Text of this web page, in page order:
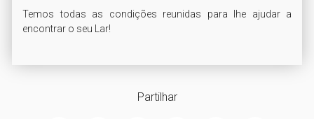
Partilhar
Temos todas as condições reunidas para lhe ajudar a